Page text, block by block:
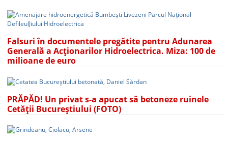
Falsuri în documentele pregătite pentru Adunarea
Generală a Acționarilor Hidroelectrica. Miza: 100 de
milioane de euro
PRĂPĂD! Un privat s-a apucat să betoneze ruinele
Cetății Bucureștiului (FOTO)